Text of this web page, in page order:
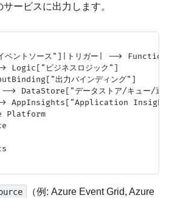
ービスに出力します。
ントソース"]|トリガー| -->
Logic["ビジネスロジック"]
出力バインディング"]
> DataStore["データストア/キュー/通
AppInsights["Application
Platform
（例: Azure Event Grid, Azure